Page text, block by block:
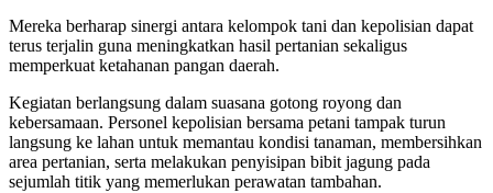
Mereka berharap sinergi antara kelompok tani dan kepolisian dapat
terus terjalin guna meningkatkan hasil pertanian sekaligus
memperkuat ketahanan pangan daerah.
Kegiatan berlangsung dalam suasana gotong royong dan
kebersamaan. Personel kepolisian bersama petani tampak turun
langsung ke lahan untuk memantau kondisi tanaman, membersihkan
area pertanian, serta melakukan penyisipan bibit jagung pada
sejumlah titik yang memerlukan perawatan tambahan.